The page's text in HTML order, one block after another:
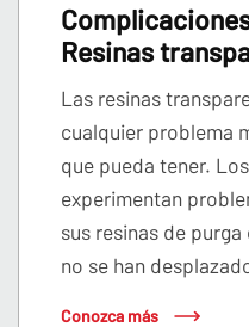
Resinas
Las resinas
cualquier problema
que pueda tener.
experimentan
sus resinas de
no se han
Conozca más